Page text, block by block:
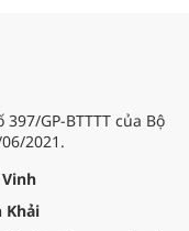
GP-BTTTT của Bộ
2021.
Khải